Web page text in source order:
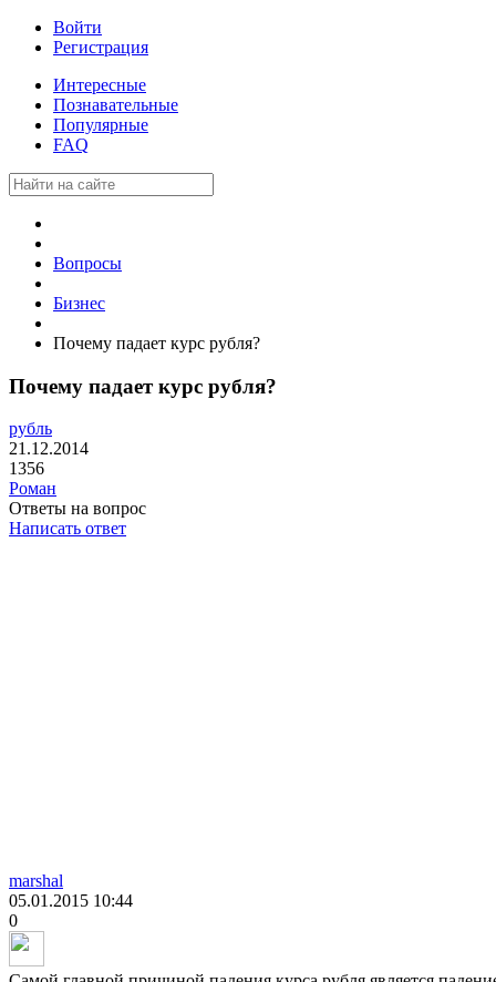
Войти
Регистрация
Интересные
Познавательные
Популярные
FAQ
Вопросы
Бизнес
Почему падает курс рубля?
Почему падает курс рубля?
рубль
21.12.2014
1356
Роман
Ответы на вопрос
Написать ответ
marshal
05.01.2015 10:44
0